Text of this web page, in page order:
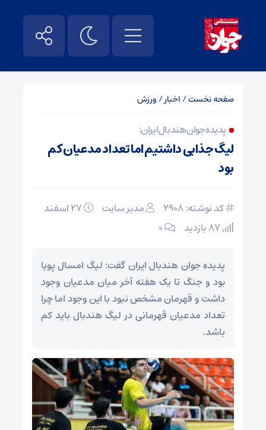
صفحه نخست/ اخبار/ ورزش
پدیده جوان هندبال ایران:
لیگ جذابی داشتیم اما تعداد مدعیان کم
بود
کد نوشته: 2908 مدیر سایت
۰
پدیده جوان هندبال ایران گفت: لیگ امسال پویا
بود و جنگ تا یک هفته آخر میان مدعیان وجود
داشت و قهرمان مشخص نبود با این وجود اما چرا
تعداد مدعیان قهرمانی در لیگ هندبال باید کم
باشد.